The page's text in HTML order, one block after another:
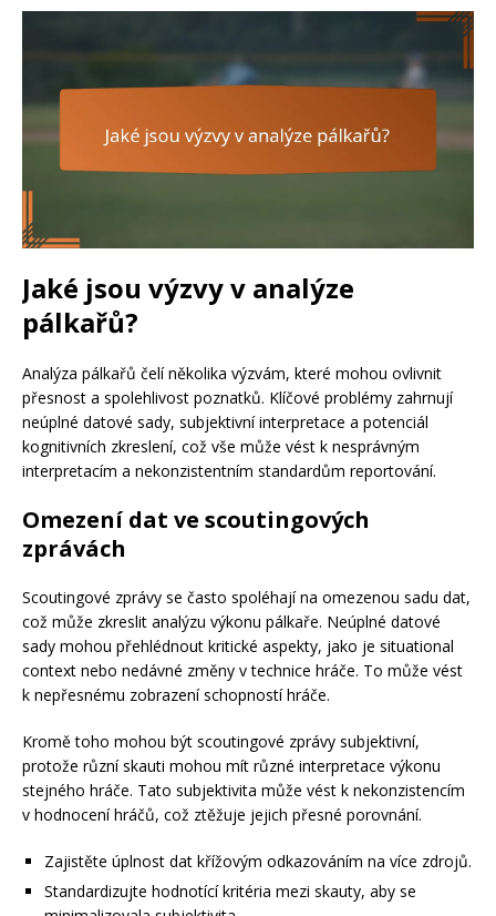
Jaké jsou výzvy v analýze
pálkařů?
Analýza pálkařů čelí několika výzvám, které mohou ovlivnit
přesnost a spolehlivost poznatků. Klíčové problémy zahrnují
neúplné datové sady, subjektivní interpretace a potenciál
kognitivních zkreslení, což vše může vést k nesprávným
interpretacím a nekonzistentním standardům reportování.
Omezení dat ve scoutingových
zprávách
Scoutingové zprávy se často spoléhají na omezenou sadu dat,
což může zkreslit analýzu výkonu pálkaře. Neúplné datové
sady mohou přehlédnout kritické aspekty, jako je situational
context nebo nedávné změny v technice hráče. To může vést
k nepřesnému zobrazení schopností hráče.
Kromě toho mohou být scoutingové zprávy subjektivní,
protože různí skauti mohou mít různé interpretace výkonu
stejného hráče. Tato subjektivita může vést k nekonzistencím
v hodnocení hráčů, což ztěžuje jejich přesné porovnání.
Zajistěte úplnost dat křížovým odkazováním na více zdrojů.
Standardizujte hodnotící kritéria mezi skauty, aby se